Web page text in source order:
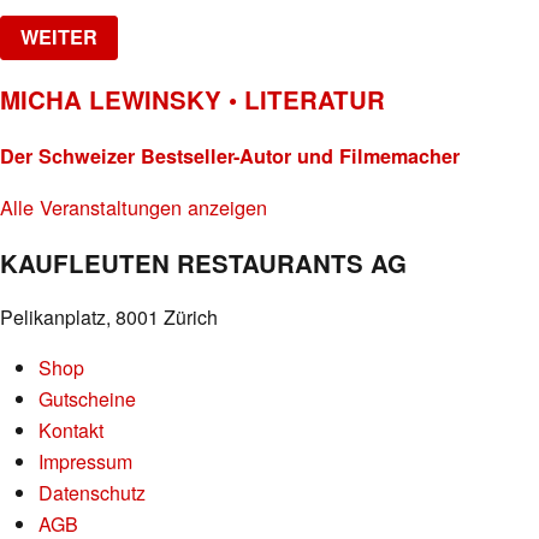
WEITER
MICHA LEWINSKY • LITERATUR
Der Schweizer Bestseller-Autor und Filmemacher
Alle Veranstaltungen anzeigen
KAUFLEUTEN RESTAURANTS AG
Pelikanplatz, 8001 Zürich
Shop
Gutscheine
Kontakt
Impressum
Datenschutz
AGB